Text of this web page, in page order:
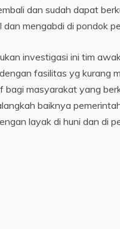
dan sudah dapat
mengabdi di pondok
investigasi ini tim
fasilitas yg kurang
bagi masyarakat yang
baiknya
layak di huni dan di